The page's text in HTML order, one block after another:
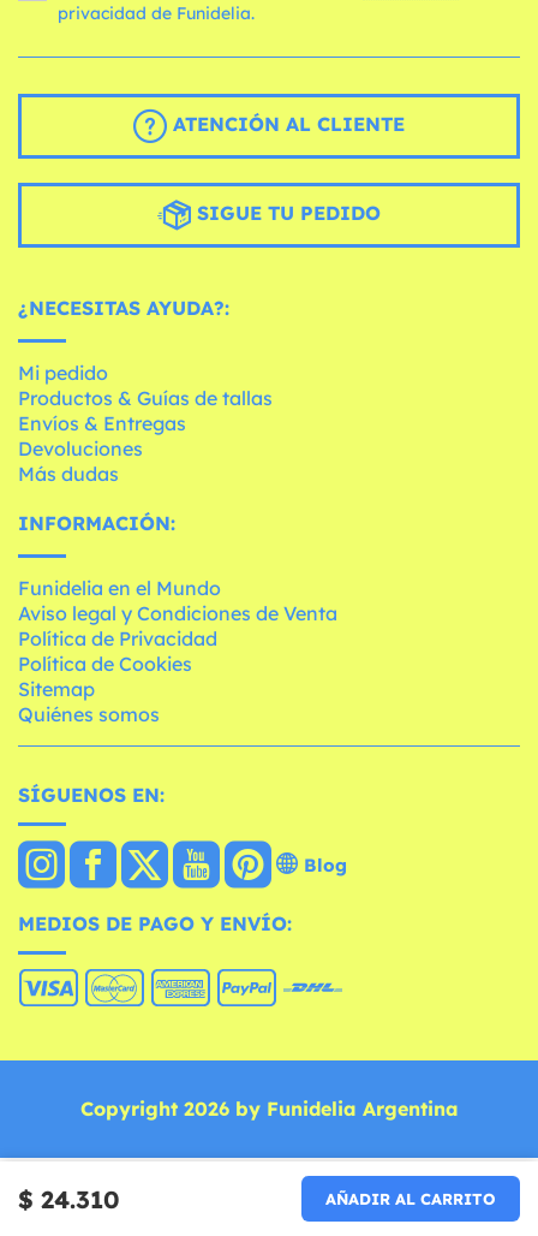
$ 24.310 AÑADIR AL CARRITO
privacidad de Funidelia.
ATENCIÓN AL CLIENTE
SIGUE TU PEDIDO
¿NECESITAS AYUDA?:
Mi pedido
Productos & Guías de tallas
Envíos & Entregas
Devoluciones
Más dudas
INFORMACIÓN:
Funidelia en el Mundo
Aviso legal y Condiciones de Venta
Política de Privacidad
Política de Cookies
Sitemap
Quiénes somos
SÍGUENOS EN:
Blog
MEDIOS DE PAGO Y ENVÍO:
Copyright 2026 by Funidelia Argentina